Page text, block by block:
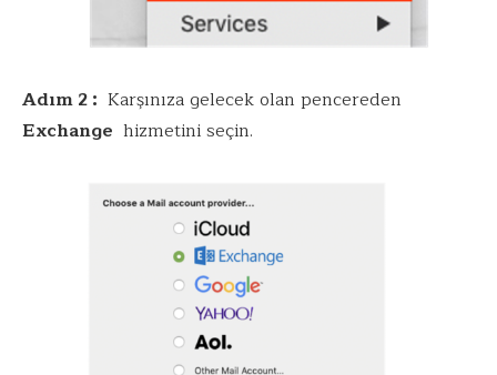
Adım 2 : Karşınıza gelecek olan pencereden
Exchange hizmetini seçin.